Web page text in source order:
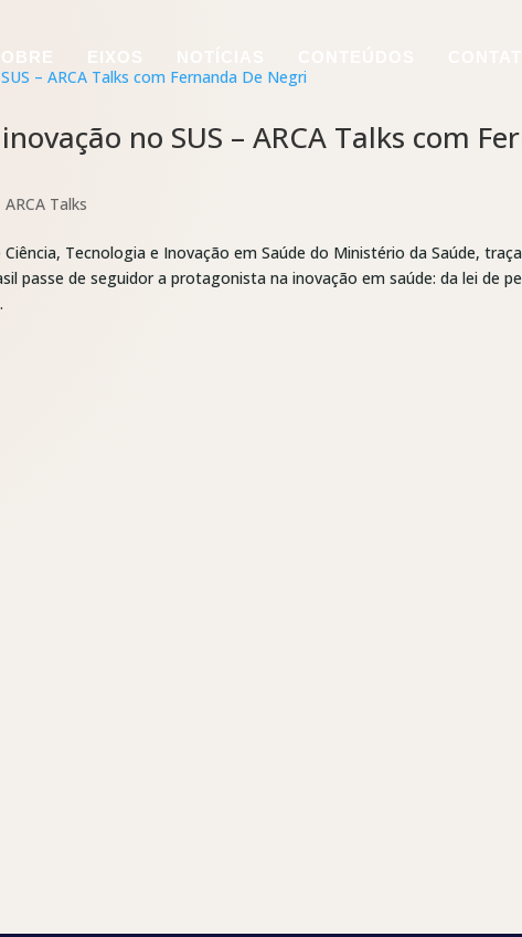
EIXOS
no SUS – ARCA Talks com
ARCA Talks
Tecnologia e Inovação em Saúde do Ministério da Saúde,
passe de seguidor a protagonista na inovação em saúde: da lei de